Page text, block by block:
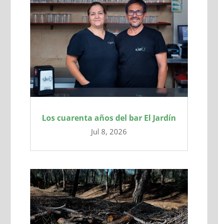
Los cuarenta años del bar El Jardín
Jul 8, 2026